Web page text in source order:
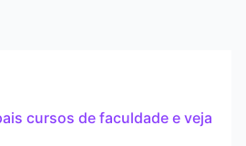
cursos de faculdade e veja